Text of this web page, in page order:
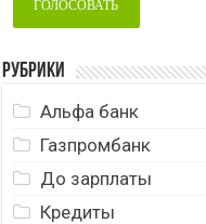
Рубрики
Альфа банк
Газпромбанк
До зарплаты
Кредиты